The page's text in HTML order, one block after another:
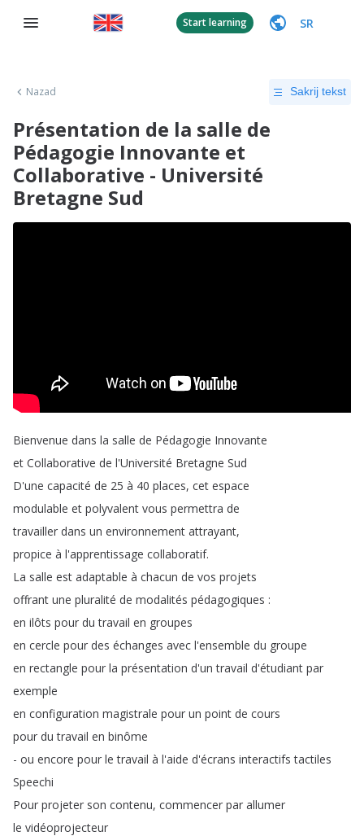
Start learning SR
Nazad Sakrij tekst
Présentation de la salle de
Pédagogie Innovante et
Collaborative - Université
Bretagne Sud
Bienvenue dans la salle de Pédagogie Innovante
et Collaborative de l'Université Bretagne Sud
D'une capacité de 25 à 40 places, cet espace
modulable et polyvalent vous permettra de
travailler dans un environnement attrayant,
propice à l'apprentissage collaboratif.
La salle est adaptable à chacun de vos projets
offrant une pluralité de modalités pédagogiques :
en ilôts pour du travail en groupes
en cercle pour des échanges avec l'ensemble du groupe
en rectangle pour la présentation d'un travail d'étudiant par
exemple
en configuration magistrale pour un point de cours
pour du travail en binôme
- ou encore pour le travail à l'aide d'écrans interactifs tactiles
Speechi
Pour projeter son contenu, commencer par allumer
le vidéoprojecteur